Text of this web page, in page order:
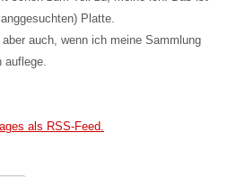
Platte.
auch, wenn ich meine Sammlung
auflege.
als RSS-Feed.